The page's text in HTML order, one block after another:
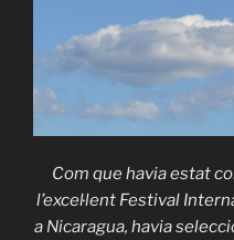
Com que havia estat
l’excel·lent Festival
a Nicaragua, havia